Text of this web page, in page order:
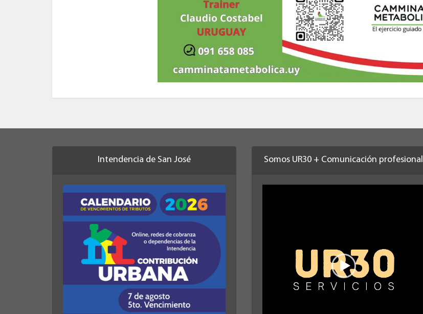
Intendencia de San José Somos UR30 + Comunicación profesional